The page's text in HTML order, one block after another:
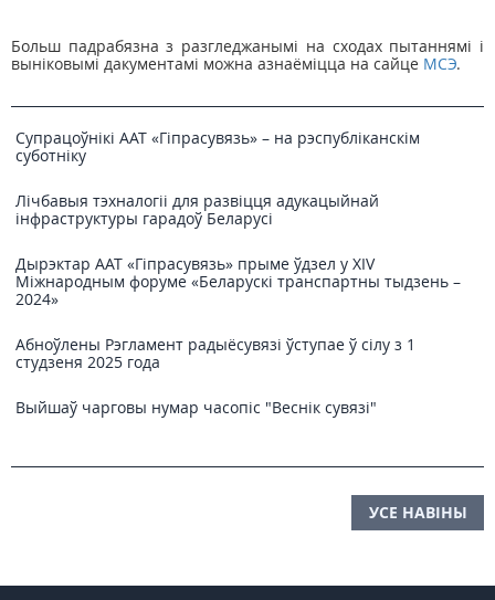
Больш падрабязна з разгледжанымі на сходах пытаннямі і
выніковымі дакументамі можна азнаёміцца на сайце МСЭ.
Супрацоўнікі ААТ «Гіпрасувязь» – на рэспубліканскім
суботніку
Лічбавыя тэхналогіі для развіцця адукацыйнай
інфраструктуры гарадоў Беларусі
Дырэктар ААТ «Гіпрасувязь» прыме ўдзел у XIV
Міжнародным форуме «Беларускі транспартны тыдзень –
2024»
Абноўлены Рэгламент радыёсувязі ўступае ў сілу з 1
студзеня 2025 года
Выйшаў чарговы нумар часопіс "Веснiк сувязi"
УСЕ НАВІНЫ